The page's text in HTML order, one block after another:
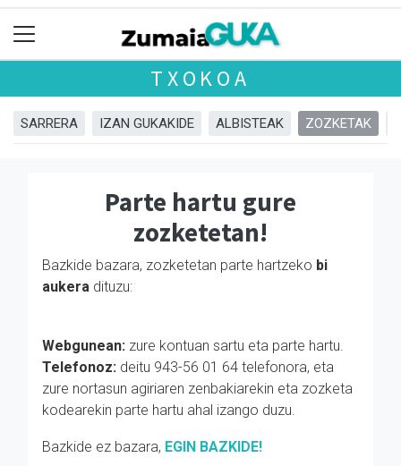
TXOKOA
SARRERA IZAN GUKAKIDE ALBISTEAK ZOZKETAK
Parte hartu gure
zozketetan!
Bazkide bazara, zozketetan parte hartzeko bi
aukera dituzu:
Webgunean: zure kontuan sartu eta parte hartu.
Telefonoz: deitu 943-56 01 64 telefonora, eta
zure nortasun agiriaren zenbakiarekin eta zozketa
kodearekin parte hartu ahal izango duzu.
Bazkide ez bazara, EGIN BAZKIDE!